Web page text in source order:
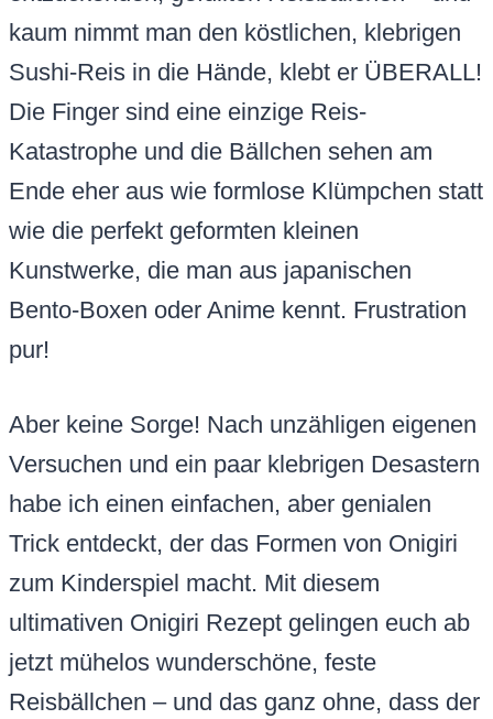
kaum nimmt man den köstlichen, klebrigen
Sushi-Reis in die Hände, klebt er ÜBERALL!
Die Finger sind eine einzige Reis-
Katastrophe und die Bällchen sehen am
Ende eher aus wie formlose Klümpchen statt
wie die perfekt geformten kleinen
Kunstwerke, die man aus japanischen
Bento-Boxen oder Anime kennt. Frustration
pur!
Aber keine Sorge! Nach unzähligen eigenen
Versuchen und ein paar klebrigen Desastern
habe ich einen einfachen, aber genialen
Trick entdeckt, der das Formen von Onigiri
zum Kinderspiel macht. Mit diesem
ultimativen Onigiri Rezept gelingen euch ab
jetzt mühelos wunderschöne, feste
Reisbällchen – und das ganz ohne, dass der